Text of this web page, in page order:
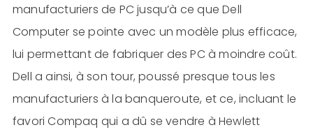
manufacturiers de PC jusqu’à ce que Dell
Computer se pointe avec un modèle plus efficace,
lui permettant de fabriquer des PC à moindre coût.
Dell a ainsi, à son tour, poussé presque tous les
manufacturiers à la banqueroute, et ce, incluant le
favori Compaq qui a dû se vendre à Hewlett